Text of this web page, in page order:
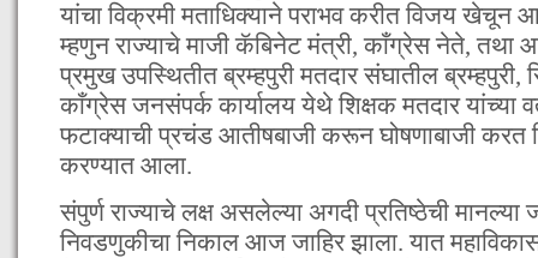
यांचा विक्रमी मताधिक्याने पराभव करीत विजय खेचून
म्हणुन राज्याचे माजी कॅबिनेट मंत्री, काँग्रेस नेते, तथा
प्रमुख उपस्थितीत ब्रम्हपुरी मतदार संघातील ब्रम्हपुरी,
काँग्रेस जनसंपर्क कार्यालय येथे शिक्षक मतदार यांच्या
फटाक्याची प्रचंड आतीषबाजी करून घोषणाबाजी करत
करण्यात आला.
संपुर्ण राज्याचे लक्ष असलेल्या अगदी प्रतिष्ठेची मानल्या
निवडणुकीचा निकाल आज जाहिर झाला. यात